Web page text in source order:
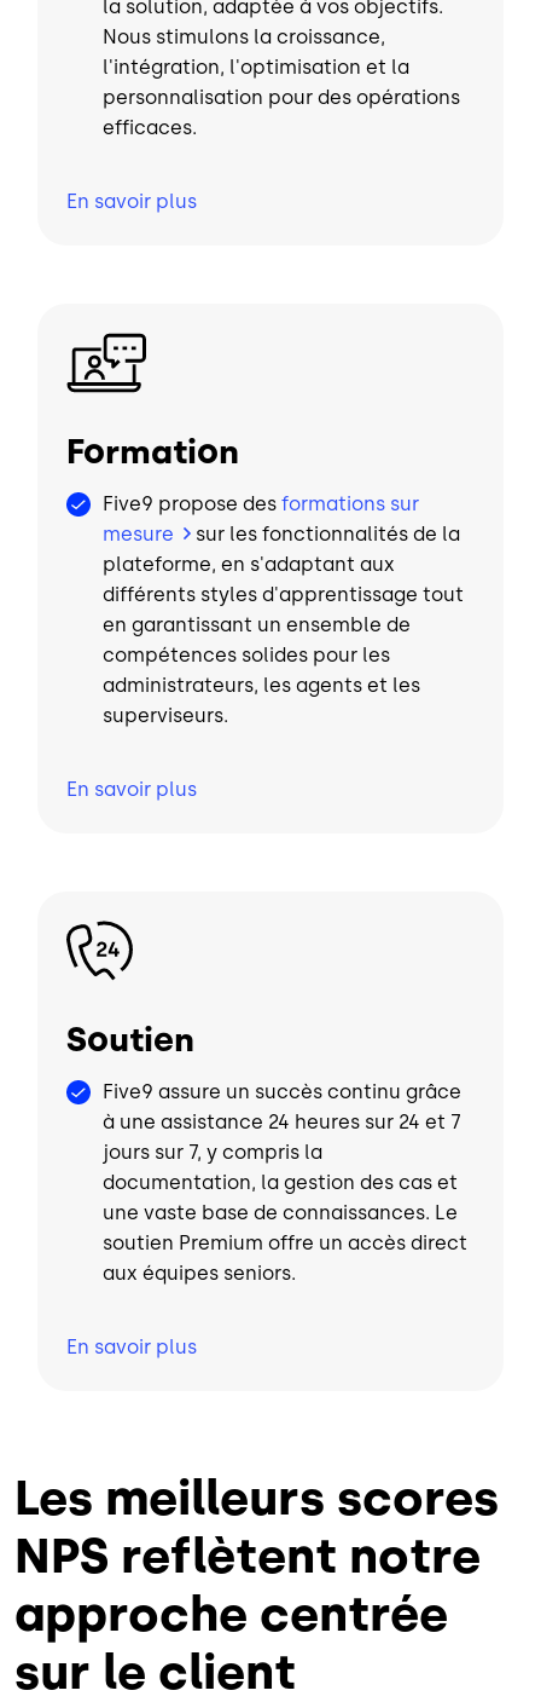
la solution, adaptée à vos objectifs.
Nous stimulons la croissance,
l'intégration, l'optimisation et la
personnalisation pour des opérations
efficaces.
En savoir plus
Image
Formation
Five9 propose des formations sur
mesure
sur les fonctionnalités de la
plateforme, en s'adaptant aux
différents styles d'apprentissage tout
en garantissant un ensemble de
compétences solides pour les
administrateurs, les agents et les
superviseurs.
En savoir plus
Image
Soutien
Five9 assure un succès continu grâce
à une assistance 24 heures sur 24 et 7
jours sur 7, y compris la
documentation, la gestion des cas et
une vaste base de connaissances. Le
soutien Premium offre un accès direct
aux équipes seniors.
En savoir plus
Les meilleurs scores
NPS reflètent notre
approche centrée
sur le client